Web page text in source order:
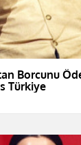
Borcunu
Türkiye